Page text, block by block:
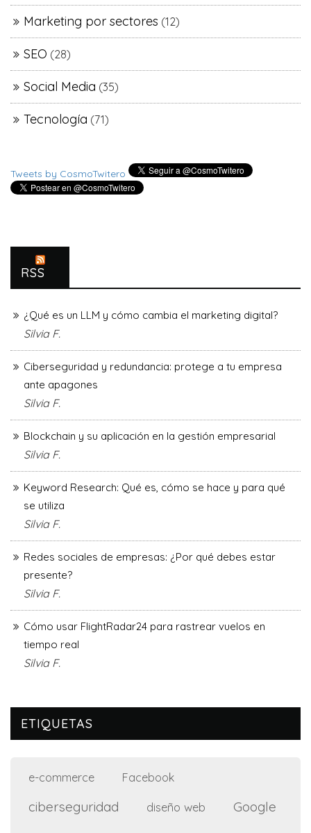
Marketing por sectores (12)
SEO (28)
Social Media (35)
Tecnología (71)
Tweets by CosmoTwitero
RSS
¿Qué es un LLM y cómo cambia el marketing digital?
Silvia F.
Ciberseguridad y redundancia: protege a tu empresa
ante apagones
Silvia F.
Blockchain y su aplicación en la gestión empresarial
Silvia F.
Keyword Research: Qué es, cómo se hace y para qué
se utiliza
Silvia F.
Redes sociales de empresas: ¿Por qué debes estar
presente?
Silvia F.
Cómo usar FlightRadar24 para rastrear vuelos en
tiempo real
Silvia F.
ETIQUETAS
e-commerce Facebook
ciberseguridad diseño web Google